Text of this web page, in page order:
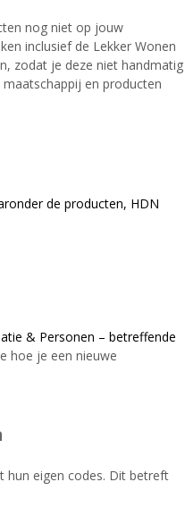
nog niet op jouw
inclusief de Lekker Wonen
zodat je deze niet handmatig
en producten
de producten, HDN
& Personen – betreffende
hoe je een nieuwe
hun eigen codes. Dit betreft